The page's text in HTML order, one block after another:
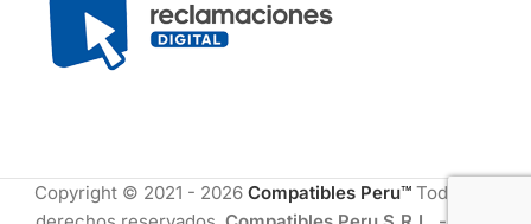
Copyright © 2021 - 2026 Compatibles Peru™Todos los